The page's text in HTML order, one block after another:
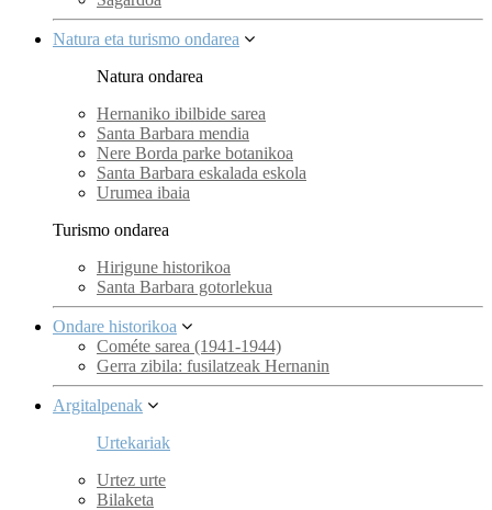
Natura eta turismo ondarea
Natura ondarea
Hernaniko ibilbide sarea
Santa Barbara mendia
Nere Borda parke botanikoa
Santa Barbara eskalada eskola
Urumea ibaia
Turismo ondarea
Hirigune historikoa
Santa Barbara gotorlekua
Ondare historikoa
Cométe sarea (1941-1944)
Gerra zibila: fusilatzeak Hernanin
Argitalpenak
Urtekariak
Urtez urte
Bilaketa